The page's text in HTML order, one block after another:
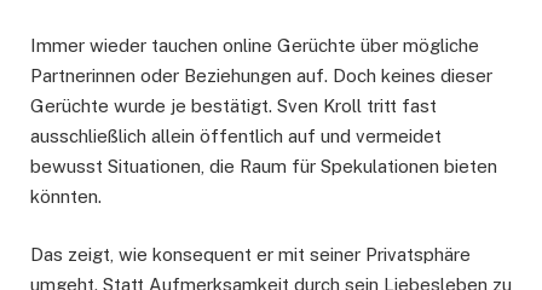
Immer wieder tauchen online Gerüchte über mögliche
Partnerinnen oder Beziehungen auf. Doch keines dieser
Gerüchte wurde je bestätigt. Sven Kroll tritt fast
ausschließlich allein öffentlich auf und vermeidet
bewusst Situationen, die Raum für Spekulationen bieten
könnten.
Das zeigt, wie konsequent er mit seiner Privatsphäre
umgeht. Statt Aufmerksamkeit durch sein Liebesleben zu